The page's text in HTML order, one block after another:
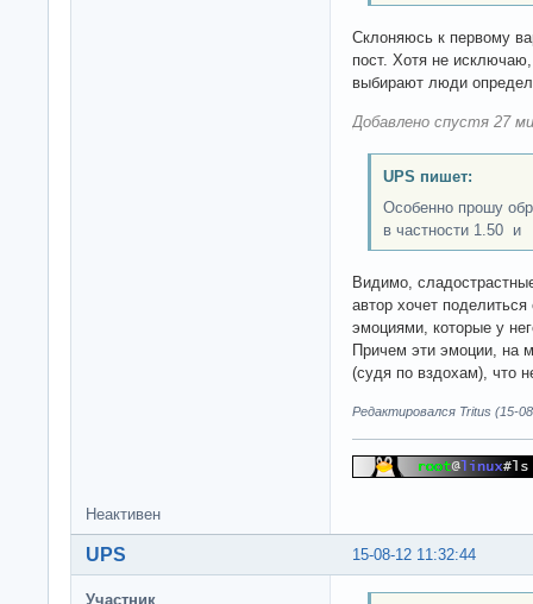
Склоняюсь к первому
пост. Хотя не
выбирают люди
Добавлено спустя 27
UPS пишет:
Особенно прошу
в частности 1.50 и
Видимо,
автор хочет
эмоциями, которые у
Причем эти эмоции, на
(судя по вздохам), что
Редактировался Tritus (15-
Неактивен
15-08-12 11:32:44
UPS
Участник